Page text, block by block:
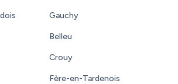
Gauchy
Belleu
Crouy
Fère-en-Tardenois